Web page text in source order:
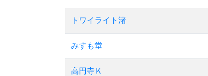
トワイライト渚
みすも堂
高円寺Ｋ